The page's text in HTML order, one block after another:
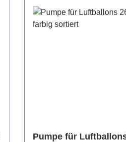
Pumpe für